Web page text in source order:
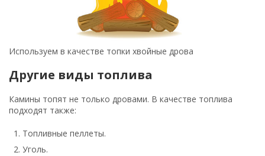
Используем в качестве топки хвойные дрова
Другие виды топлива
Камины топят не только дровами. В качестве топлива
подходят также:
Топливные пеллеты.
Уголь.